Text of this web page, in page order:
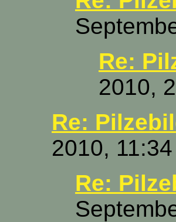
Re:
2010,
Re:
2010,
Re: